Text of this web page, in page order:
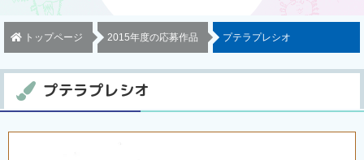
トップページ 2015年度の応募作品 プテラプレシオ
プテラプレシオ